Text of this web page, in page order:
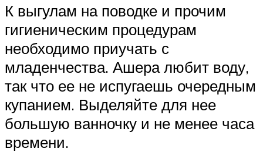
К выгулам на поводке и прочим
гигиеническим процедурам
необходимо приучать с
младенчества. Ашера любит воду,
так что ее не испугаешь очередным
купанием. Выделяйте для нее
большую ванночку и не менее часа
времени.